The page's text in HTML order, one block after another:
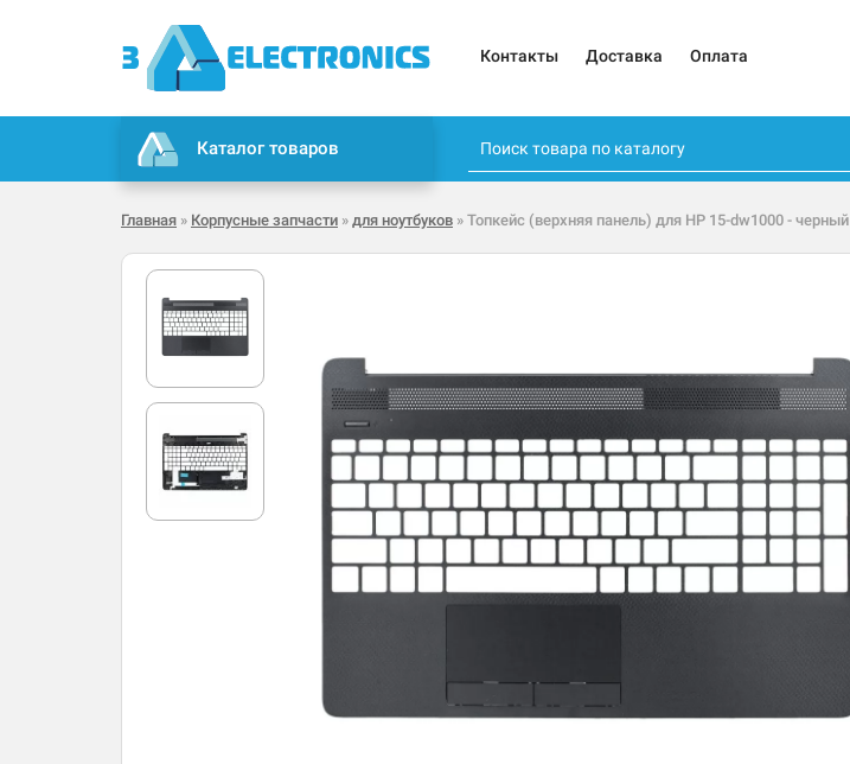
Контакты Доставка Оплата
Каталог товаров
Главная » Корпусные запчасти » для ноутбуков » Топкейс (верхняя панель) для HP 15-dw1000 - черный